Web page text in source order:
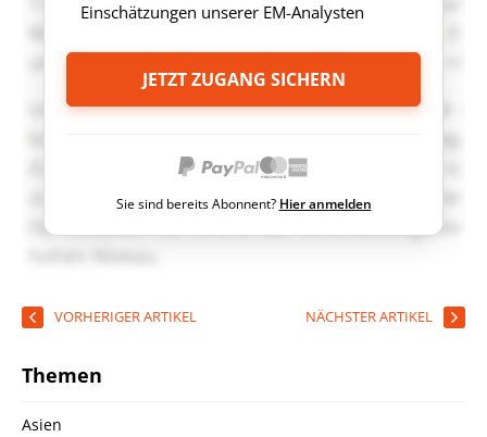
Einschätzungen unserer EM-Analysten
JETZT ZUGANG SICHERN
Sie sind bereits Abonnent? Hier anmelden
VORHERIGER ARTIKEL NÄCHSTER ARTIKEL
Themen
Asien